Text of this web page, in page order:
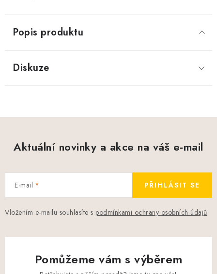
Popis produktu
Diskuze
Aktuální novinky a akce na váš e-mail
E-mail
Vložením e-mailu souhlasíte s podmínkami ochrany osobních údajů
PŘIHLÁSIT SE
Pomůžeme vám s výběrem